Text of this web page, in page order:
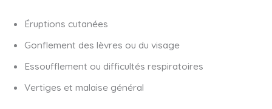
Éruptions cutanées
Gonflement des lèvres ou du visage
Essoufflement ou difficultés respiratoires
Vertiges et malaise général